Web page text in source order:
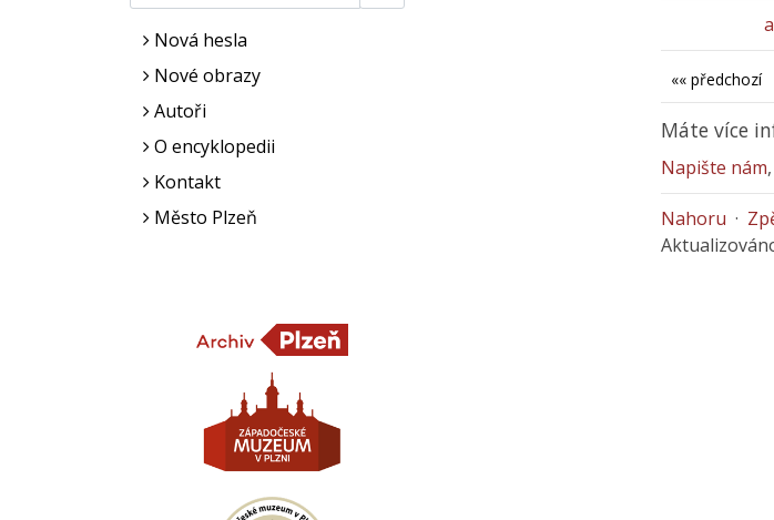
Nová hesla
Nové obrazy
Autoři
O encyklopedii
Kontakt
Město Plzeň
«« předchozí
Máte více
Napište nám
Nahoru ·